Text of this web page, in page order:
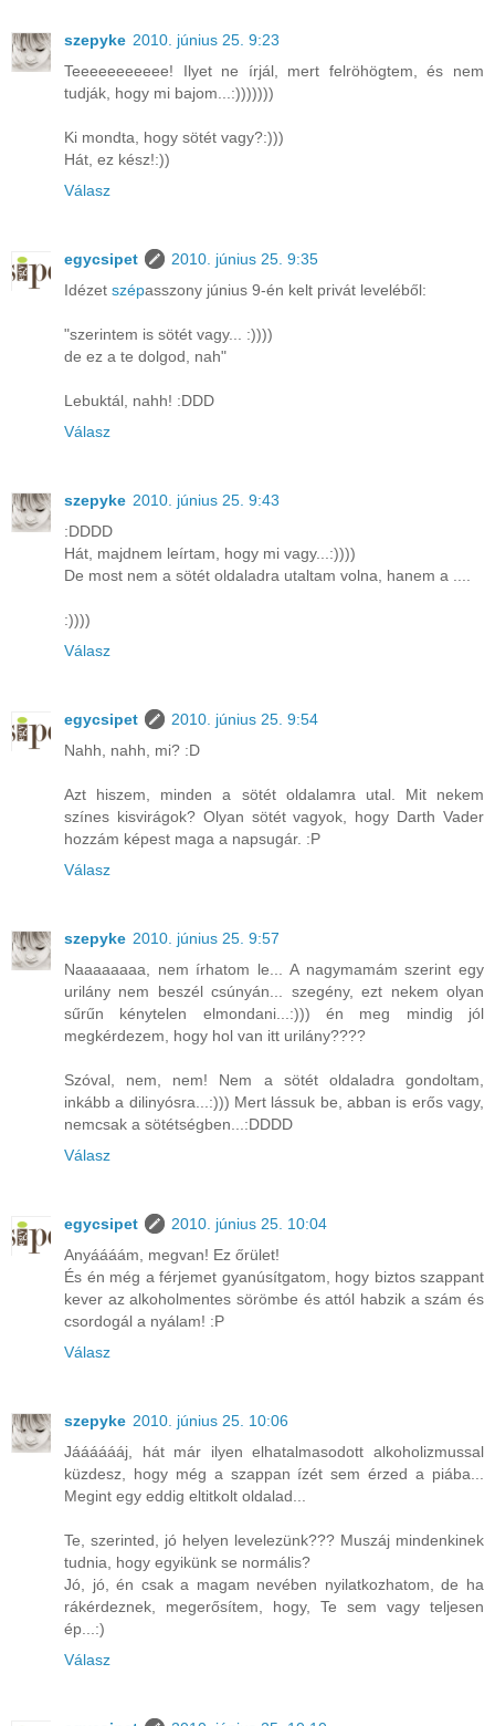
szepyke 2010. június 25. 9:23
Teeeeeeeeeee! Ilyet ne írjál, mert felröhögtem, és nem
tudják, hogy mi bajom...:)))))))
Ki mondta, hogy sötét vagy?:)))
Hát, ez kész!:))
Válasz
egycsipet
2010. június 25. 9:35
Idézet szépasszony június 9-én kelt privát leveléből:
"szerintem is sötét vagy... :))))
de ez a te dolgod, nah"
Lebuktál, nahh! :DDD
Válasz
szepyke 2010. június 25. 9:43
:DDDD
Hát, majdnem leírtam, hogy mi vagy...:))))
De most nem a sötét oldaladra utaltam volna, hanem a ....
:))))
Válasz
egycsipet
2010. június 25. 9:54
Nahh, nahh, mi? :D
Azt hiszem, minden a sötét oldalamra utal. Mit nekem
színes kisvirágok? Olyan sötét vagyok, hogy Darth Vader
hozzám képest maga a napsugár. :P
Válasz
szepyke 2010. június 25. 9:57
Naaaaaaaa, nem írhatom le... A nagymamám szerint egy
urilány nem beszél csúnyán... szegény, ezt nekem olyan
sűrűn kénytelen elmondani...:))) én meg mindig jól
megkérdezem, hogy hol van itt urilány????
Szóval, nem, nem! Nem a sötét oldaladra gondoltam,
inkább a dilinyósra...:))) Mert lássuk be, abban is erős vagy,
nemcsak a sötétségben...:DDDD
Válasz
egycsipet
2010. június 25. 10:04
Anyáááám, megvan! Ez őrület!
És én még a férjemet gyanúsítgatom, hogy biztos szappant
kever az alkoholmentes sörömbe és attól habzik a szám és
csordogál a nyálam! :P
Válasz
szepyke 2010. június 25. 10:06
Jááááááj, hát már ilyen elhatalmasodott alkoholizmussal
küzdesz, hogy még a szappan ízét sem érzed a piába...
Megint egy eddig eltitkolt oldalad...
Te, szerinted, jó helyen levelezünk??? Muszáj mindenkinek
tudnia, hogy egyikünk se normális?
Jó, jó, én csak a magam nevében nyilatkozhatom, de ha
rákérdeznek, megerősítem, hogy, Te sem vagy teljesen
ép...:)
Válasz